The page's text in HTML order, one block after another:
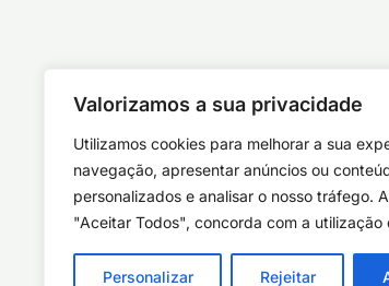
Valorizamos a sua privacidade
Utilizamos cookies para melhorar a sua
navegação, apresentar anúncios ou
personalizados e analisar o nosso tráfego.
"Aceitar Todos", concorda com a utilização
Personalizar Rejeitar